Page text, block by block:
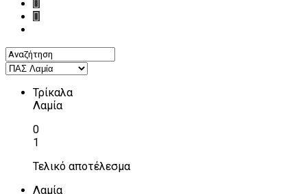
Τρίκαλα
Λαμία
0
1
Τελικό αποτέλεσμα
Λαμία